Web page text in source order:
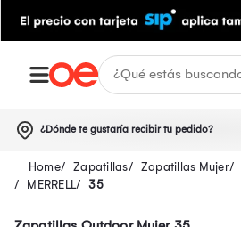
¿Dónde te gustaría recibir tu pedido?
Zapatillas Zapatillas Mujer
MERRELL
35